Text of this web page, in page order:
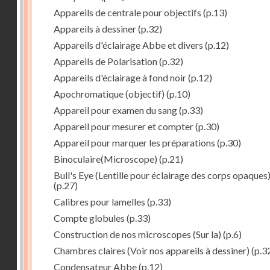
Appareils de centrale pour objectifs (p.13)
Appareils à dessiner(p.32)
Appareils d'éclairage Abbe et divers (p.12)
Appareils de Polarisation(p.32)
Appareils d'éclairage à fond noir(p.12)
Apochromatique (objectif) (p.10)
Appareil pour examen du sang(p.33)
Appareil pour mesurer et compter(p.30)
Appareil pour marquer les préparations (p.30)
Binoculaire(Microscope) (p.21)
Bull's Eye (Lentille pour éclairage des corps opaques)
(p.27)
Calibres pour lamelles (p.33)
Compte globules (p.33)
Construction de nos microscopes (Sur la) (p.6)
Chambres claires (Voir nos appareils à dessiner)
Condensateur Abbe(p.12)